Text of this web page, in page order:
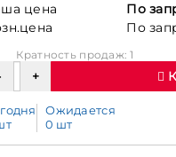
цена
По
По
Кратность продаж: 1
Ожидается
0 шт